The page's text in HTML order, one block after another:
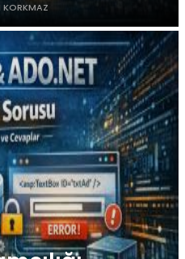
KORKMAZ